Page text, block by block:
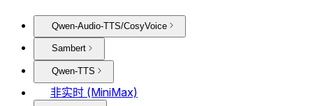
Qwen-Audio-TTS/CosyVoice
Sambert
Qwen-TTS
非实时 (MiniMax)